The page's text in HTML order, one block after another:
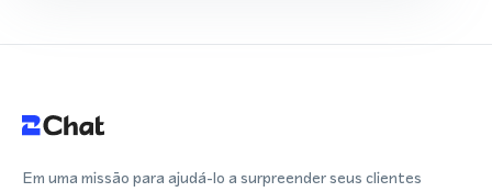
Em uma missão para ajudá-lo a surpreender seus clientes